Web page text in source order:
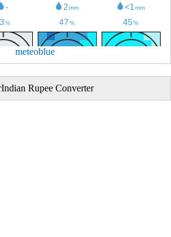
meteoblue
Indian Rupee Converter